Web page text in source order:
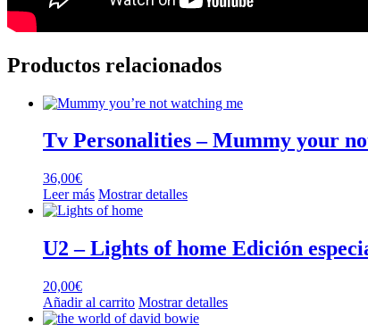
Productos relacionados
Tv Personalities – Mummy your
36,00€
Leer más Mostrar detalles
U2 – Lights of home Edición
20,00€
Añadir al carrito Mostrar detalles